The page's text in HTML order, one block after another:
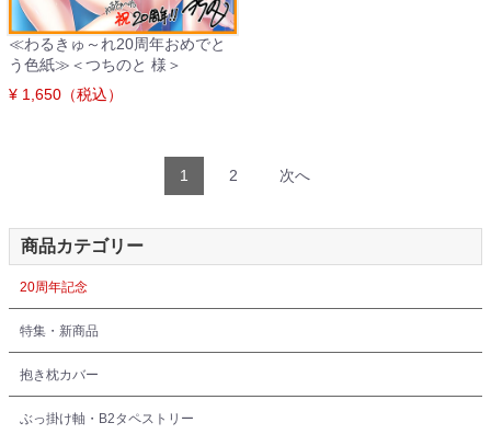
≪わるきゅ～れ20周年おめでと
う色紙≫＜つちのと 様＞
¥ 1,650（税込）
1 2 次へ
商品カテゴリー
20周年記念
特集・新商品
抱き枕カバー
ぶっ掛け軸・B2タペストリー